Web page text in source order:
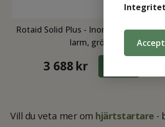
Rotaid Solid Plus - Inom/utomhus
larm, grön (
3 688kr
Vill du veta mer om hjärtstartare -